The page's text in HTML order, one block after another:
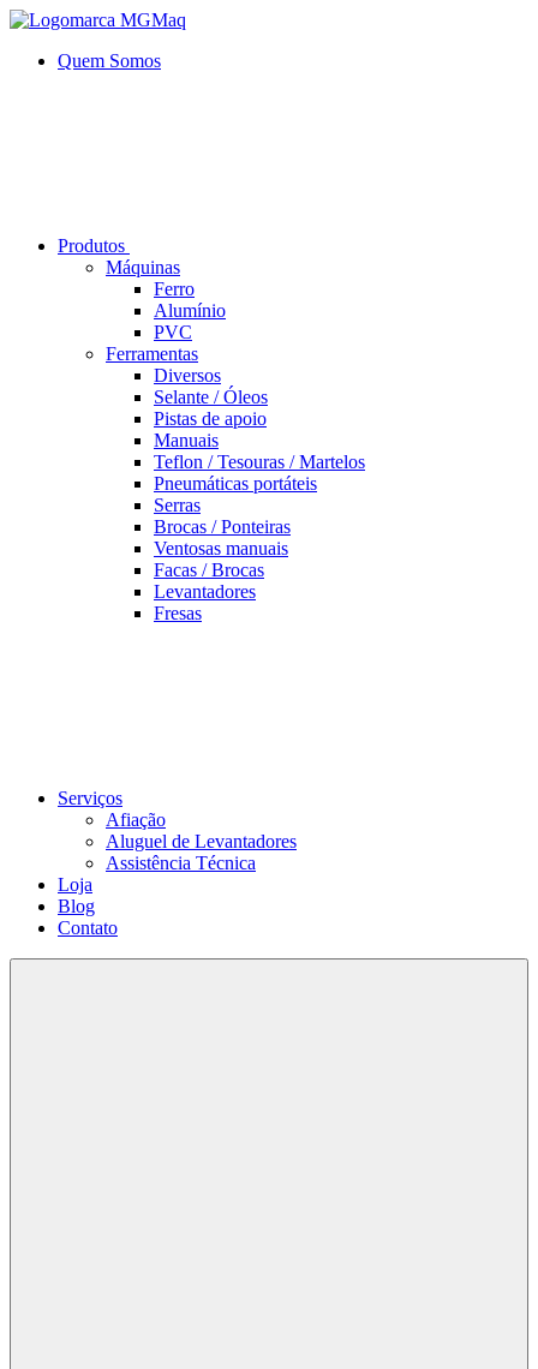
Quem Somos
Produtos
Máquinas
Ferro
Alumí­nio
PVC
Ferramentas
Diversos
Selante / Óleos
Pistas de apoio
Manuais
Teflon / Tesouras / Martelos
Pneumáticas portáteis
Serras
Brocas / Ponteiras
Ventosas manuais
Facas / Brocas
Levantadores
Fresas
Serviços
Afiação
Aluguel de Levantadores
Assistência Técnica
Loja
Blog
Contato